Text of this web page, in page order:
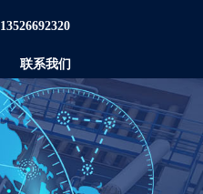
13526692320
联系我们